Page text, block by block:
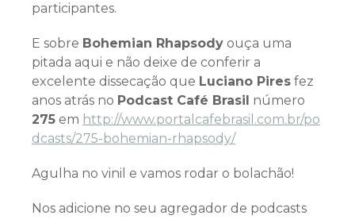
participantes.
E sobre Bohemian Rhapsody ouça uma
pitada aqui e não deixe de conferir a
excelente dissecação que Luciano Pires fez
anos atrás no Podcast Café Brasil número
275 em http://www.portalcafebrasil.com.br/po
dcasts/275-bohemian-rhapsody/
Agulha no vinil e vamos rodar o bolachão!
Nos adicione no seu agregador de podcasts